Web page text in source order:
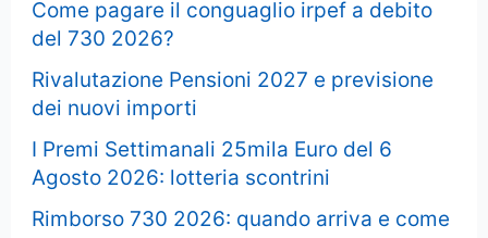
Come pagare il conguaglio irpef a debito
del 730 2026?
Rivalutazione Pensioni 2027 e previsione
dei nuovi importi
I Premi Settimanali 25mila Euro del 6
Agosto 2026: lotteria scontrini
Rimborso 730 2026: quando arriva e come